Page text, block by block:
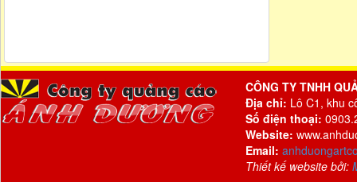
CÔNG TY TNHH
Địa chỉ: Lô C1, khu
Số điện thoại:
Website:
Email:
Thiết kế website bởi: